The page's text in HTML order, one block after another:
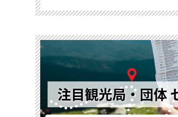
注目観光局・団体